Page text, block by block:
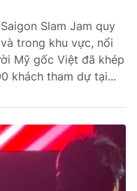
Slam Jam quy
trong khu vực, nổi
Mỹ gốc Việt đã khép
khách tham dự tại...